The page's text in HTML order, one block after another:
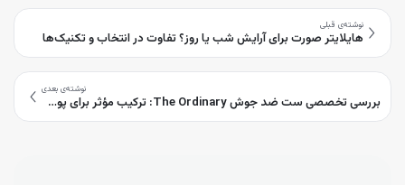
نوشته‌ی قبلی
هایلایتر صورت برای آرایش شب یا روز؟ تفاوت در انتخاب و تکنیک‌ها
نوشته‌ی بعدی
بررسی تخصصی ست ضد جوش The Ordinary: ترکیب مؤثر برای پوست‌های مستعد آکنه